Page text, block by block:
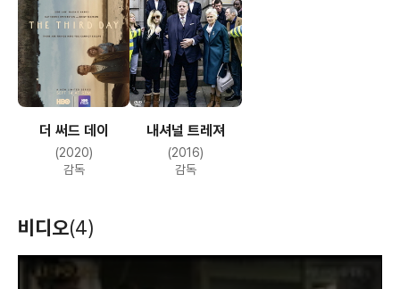
더 써드 데이
(2020)
감독
내셔널 트레져
(2016)
감독
비디오(4)